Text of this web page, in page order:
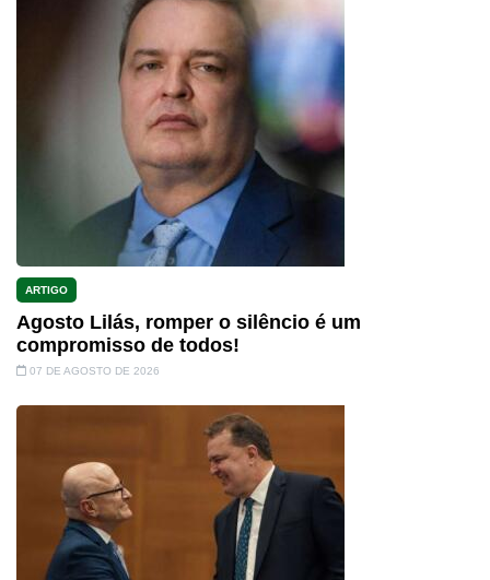
ARTIGO
Agosto Lilás, romper o silêncio é um
compromisso de todos!
07 DE AGOSTO DE 2026